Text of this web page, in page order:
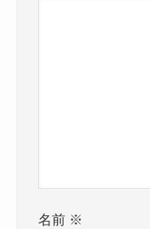
名前 ※